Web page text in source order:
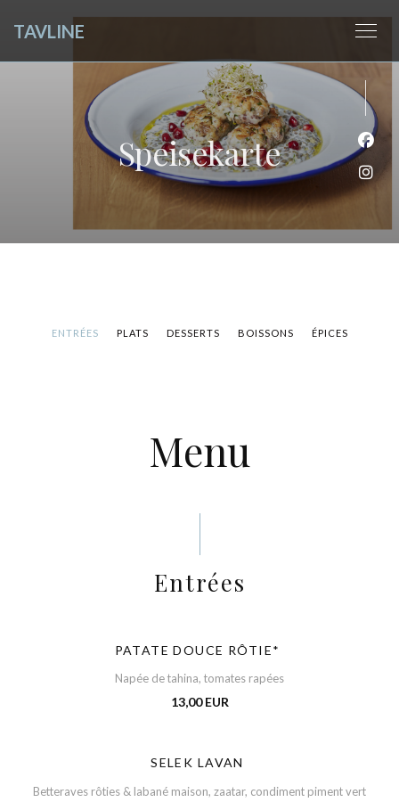
TAVLINE
Speisekarte
ENTRÉES PLATS DESSERTS BOISSONS ÉPICES
Menu
Entrées
PATATE DOUCE RÔTIE*
Napée de tahina, tomates rapées
13,00 EUR
SELEK LAVAN
Betteraves rôties & labané maison, zaatar, condiment piment vert